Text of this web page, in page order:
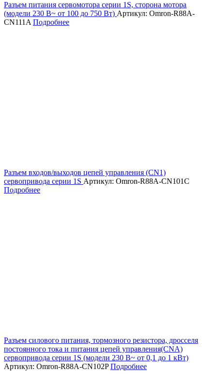
Разъем питания сервомотора серии 1S, сторона мотора
(модели 230 В~ от 100 до 750 Вт) Артикул: Omron-R88A-
CN111A Подробнее
Разъем входов/выходов цепей управления (CN1)
сервопривода серии 1S Артикул: Omron-R88A-CN101C
Подробнее
Разъем силового питания, тормозного резистора, дросселя
постоянного тока и питания цепей управления(CNA)
сервопривода серии 1S (модели 230 В~ от 0,1 до 1 кВт)
Артикул: Omron-R88A-CN102PПодробнее